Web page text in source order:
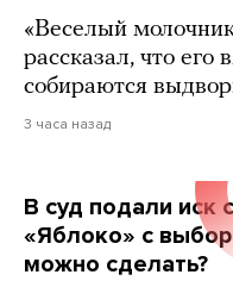
«Веселый
рассказал, что его
собираются
3 часа назад
В суд подали иск
«Яблоко» с
можно сделать?